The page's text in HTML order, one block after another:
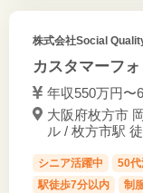
株式会社Social
カスタマーフ
年収550万円〜
大阪府枚方市
ル / 枚方市駅
シニア活躍中 50代
駅徒歩7分以内
制